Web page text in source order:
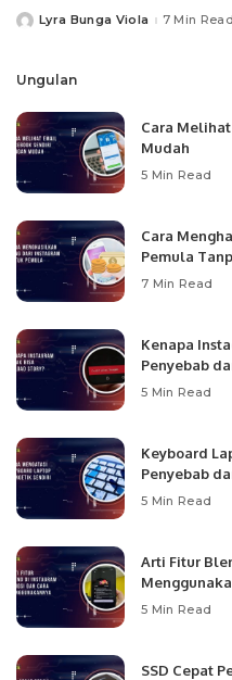
PostedLyra Bunga Viola 7 Min Read
Ungulan
Cara
Mudah
5 Min Read
Cara
Pemula
7 Min Read
Kenapa
Penyebab
5 Min Read
Keyboard
Penyebab
5 Min Read
Arti Fitur
5 Min Read
SSD Cepat